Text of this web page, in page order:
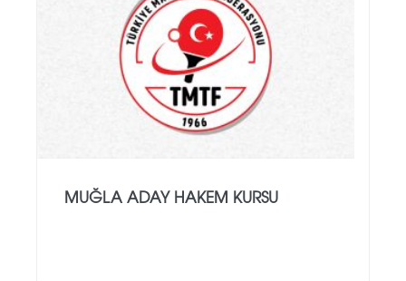
MUĞLA ADAY HAKEM KURSU